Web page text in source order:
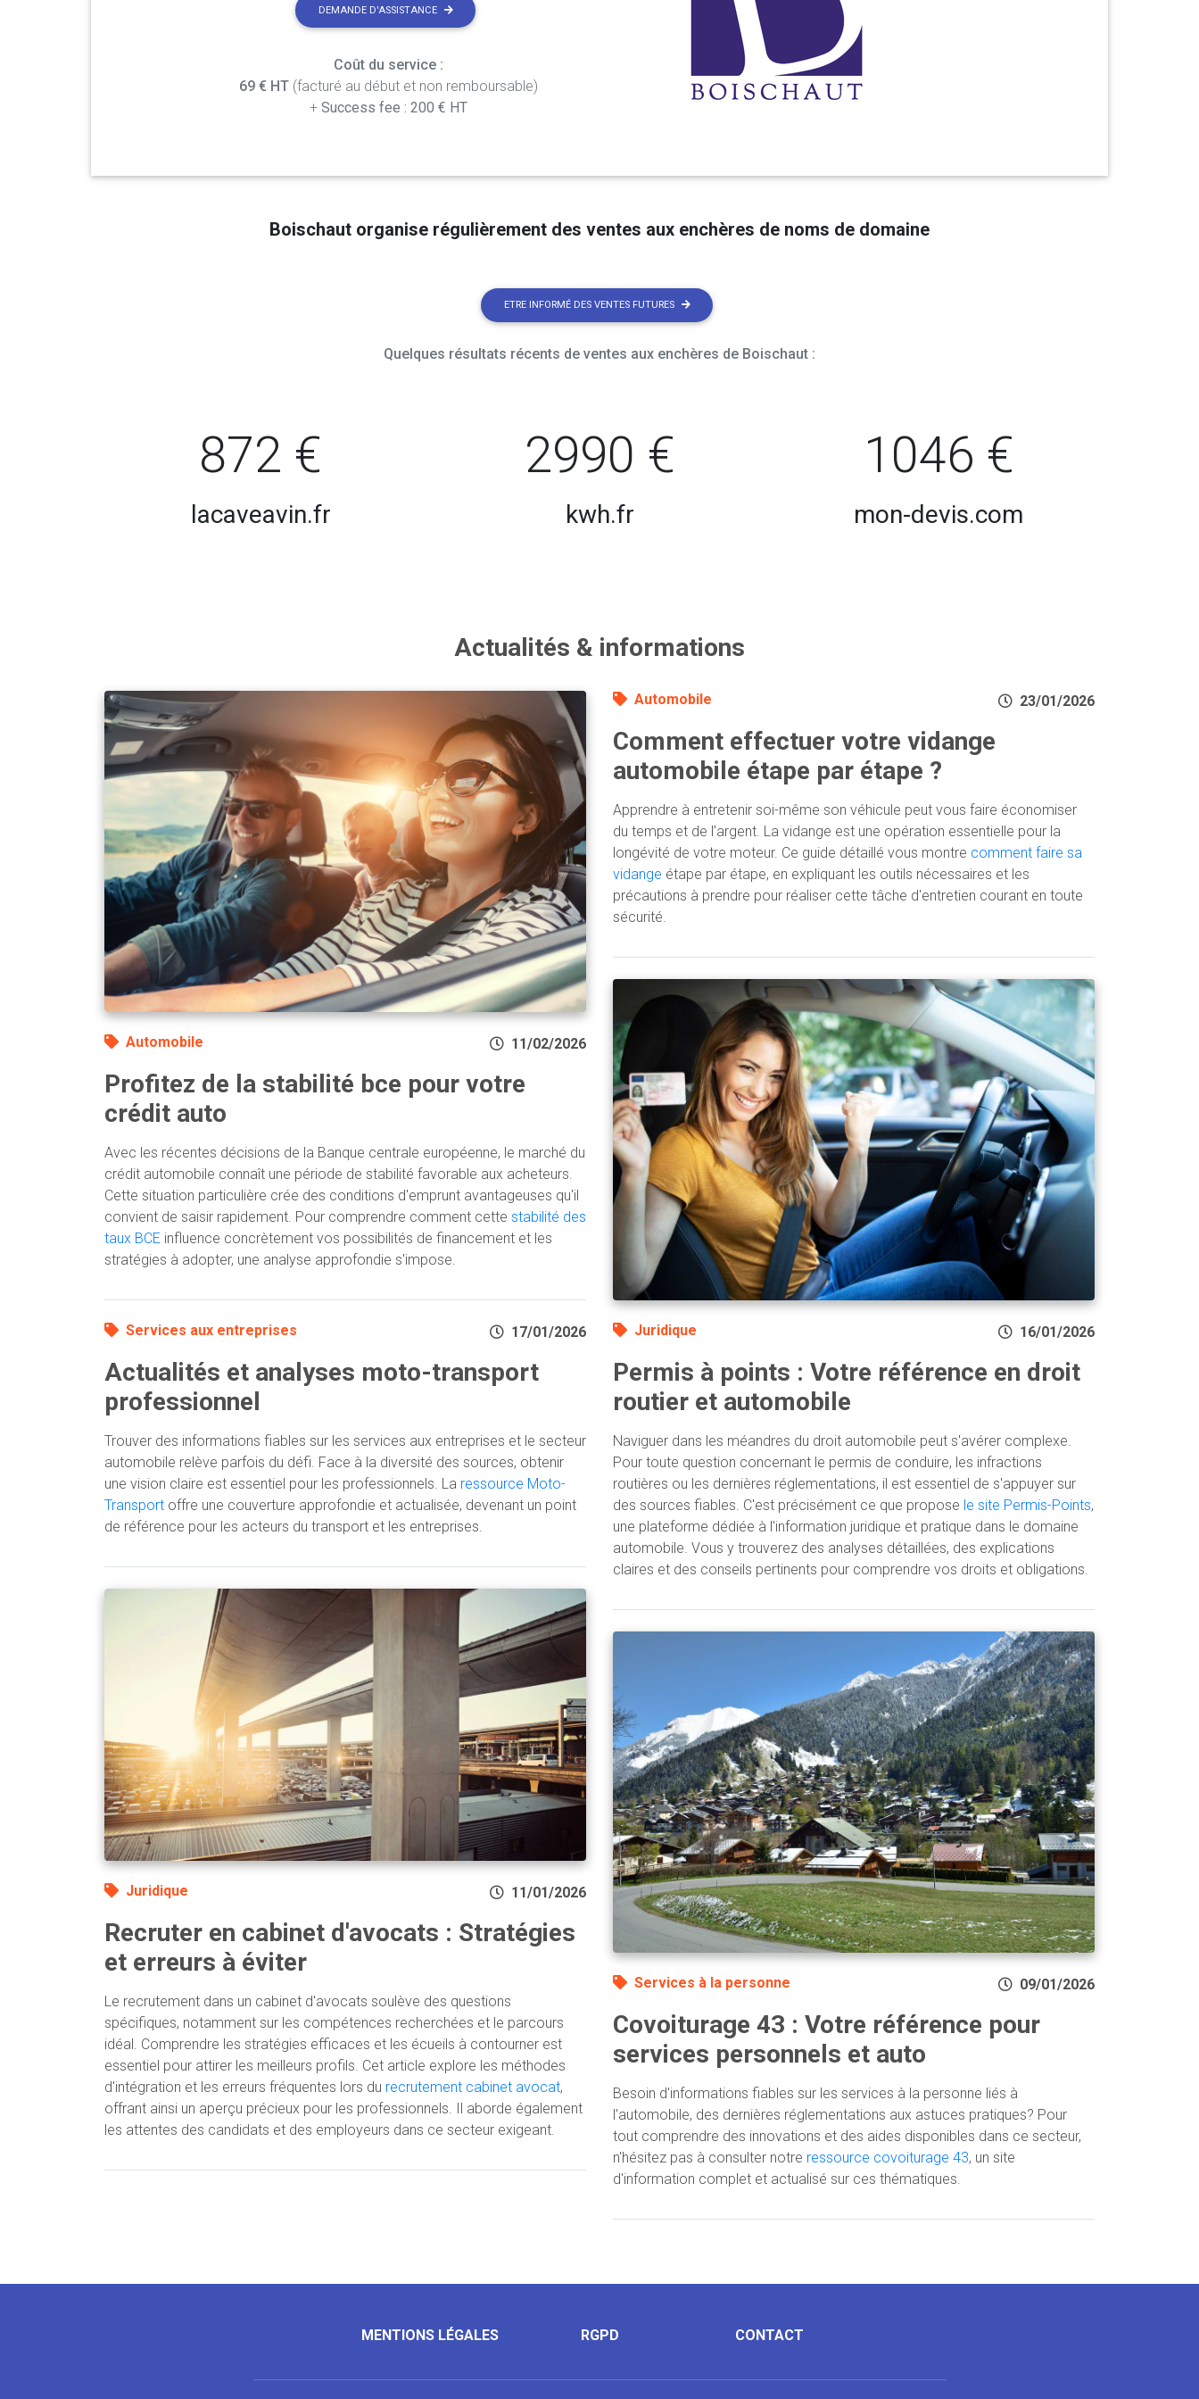
DEMANDE D'ASSISTANCE
Coût du service :
69 € HT(facturé au début et non remboursable)
+ Success fee : 200 € HT
Boischaut organise régulièrement des ventes aux enchères de noms de domaine
ETRE INFORMÉ DES VENTES FUTURES
Quelques résultats récents de ventes aux enchères de Boischaut :
872 €
lacaveavin.fr
2990 €
kwh.fr
1046 €
mon-devis.com
Actualités & informations
Automobile 11/02/2026
Profitez de la stabilité bce pour votre
crédit auto
Avec les récentes décisions de la Banque centrale européenne, le marché du
crédit automobile connaît une période de stabilité favorable aux acheteurs.
Cette situation particulière crée des conditions d'emprunt avantageuses qu'il
convient de saisir rapidement. Pour comprendre comment cette stabilité des
taux BCE influence concrètement vos possibilités de financement et les
stratégies à adopter, une analyse approfondie s'impose.
Services aux entreprises 17/01/2026
Actualités et analyses moto-transport
professionnel
Trouver des informations fiables sur les services aux entreprises et le secteur
automobile relève parfois du défi. Face à la diversité des sources, obtenir
une vision claire est essentiel pour les professionnels. La ressource Moto-
Transport offre une couverture approfondie et actualisée, devenant un point
de référence pour les acteurs du transport et les entreprises.
Juridique 11/01/2026
Recruter en cabinet d'avocats : Stratégies
et erreurs à éviter
Le recrutement dans un cabinet d'avocats soulève des questions
spécifiques, notamment sur les compétences recherchées et le parcours
idéal. Comprendre les stratégies efficaces et les écueils à contourner est
essentiel pour attirer les meilleurs profils. Cet article explore les méthodes
d'intégration et les erreurs fréquentes lors du recrutement cabinet avocat,
offrant ainsi un aperçu précieux pour les professionnels. Il aborde également
les attentes des candidats et des employeurs dans ce secteur exigeant.
Automobile 23/01/2026
Comment effectuer votre vidange
automobile étape par étape ?
Apprendre à entretenir soi-même son véhicule peut vous faire économiser
du temps et de l'argent. La vidange est une opération essentielle pour la
longévité de votre moteur. Ce guide détaillé vous montre comment faire sa
vidange étape par étape, en expliquant les outils nécessaires et les
précautions à prendre pour réaliser cette tâche d'entretien courant en toute
sécurité.
Juridique 16/01/2026
Permis à points : Votre référence en droit
routier et automobile
Naviguer dans les méandres du droit automobile peut s'avérer complexe.
Pour toute question concernant le permis de conduire, les infractions
routières ou les dernières réglementations, il est essentiel de s'appuyer sur
des sources fiables. C'est précisément ce que propose le site Permis-Points,
une plateforme dédiée à l'information juridique et pratique dans le domaine
automobile. Vous y trouverez des analyses détaillées, des explications
claires et des conseils pertinents pour comprendre vos droits et obligations.
Services à la personne 09/01/2026
Covoiturage 43 : Votre référence pour
services personnels et auto
Besoin d'informations fiables sur les services à la personne liés à
l'automobile, des dernières réglementations aux astuces pratiques? Pour
tout comprendre des innovations et des aides disponibles dans ce secteur,
n'hésitez pas à consulter notre ressource covoiturage 43, un site
d'information complet et actualisé sur ces thématiques.
MENTIONS LÉGALES RGPD CONTACT